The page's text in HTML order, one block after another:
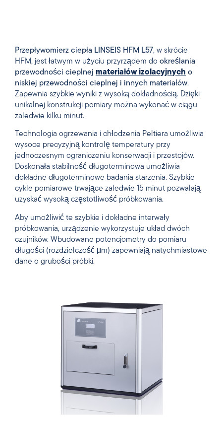
Przepływomierz ciepła LINSEIS HFM L57, w skrócie
HFM, jest łatwym w użyciu przyrządem do określania
przewodności cieplnej materiałów izolacyjnych o
niskiej przewodności cieplnej i innych materiałów.
Zapewnia szybkie wyniki z wysoką dokładnością. Dzięki
unikalnej konstrukcji pomiary można wykonać w ciągu
zaledwie kilku minut.
Technologia ogrzewania i chłodzenia Peltiera umożliwia
wysoce precyzyjną kontrolę temperatury przy
jednoczesnym ograniczeniu konserwacji i przestojów.
Doskonała stabilność długoterminowa umożliwia
dokładne długoterminowe badania starzenia. Szybkie
cykle pomiarowe trwające zaledwie 15 minut pozwalają
uzyskać wysoką częstotliwość próbkowania.
Aby umożliwić te szybkie i dokładne interwały
próbkowania, urządzenie wykorzystuje układ dwóch
czujników. Wbudowane potencjometry do pomiaru
długości (rozdzielczość μm) zapewniają natychmiastowe
dane o grubości próbki.